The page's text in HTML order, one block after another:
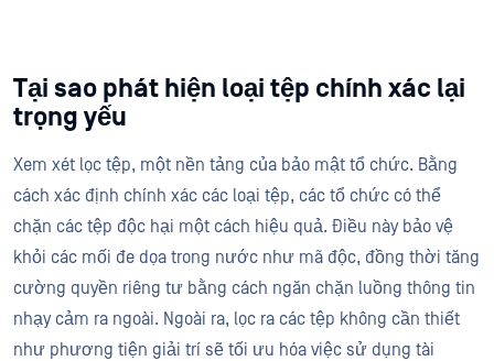
Tại sao phát hiện loại tệp chính xác lại
trọng yếu
Xem xét lọc tệp, một nền tảng của bảo mật tổ chức. Bằng
cách xác định chính xác các loại tệp, các tổ chức có thể
chặn các tệp độc hại một cách hiệu quả. Điều này bảo vệ
khỏi các mối đe dọa trong nước như mã độc, đồng thời tăng
cường quyền riêng tư bằng cách ngăn chặn luồng thông tin
nhạy cảm ra ngoài. Ngoài ra, lọc ra các tệp không cần thiết
như phương tiện giải trí sẽ tối ưu hóa việc sử dụng tài